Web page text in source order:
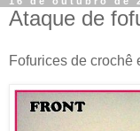
Ataque de
Fofurices de crochê